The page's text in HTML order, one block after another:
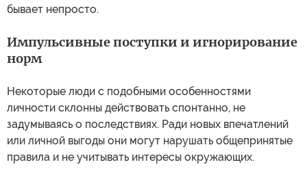
бывает непросто.
Импульсивные поступки и игнорирование
норм
Некоторые люди с подобными особенностями
личности склонны действовать спонтанно, не
задумываясь о последствиях. Ради новых впечатлений
или личной выгоды они могут нарушать общепринятые
правила и не учитывать интересы окружающих.